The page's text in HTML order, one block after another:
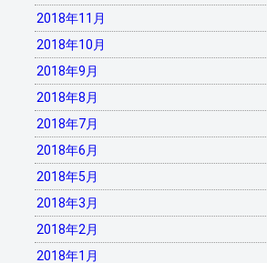
2018年11月
2018年10月
2018年9月
2018年8月
2018年7月
2018年6月
2018年5月
2018年3月
2018年2月
2018年1月